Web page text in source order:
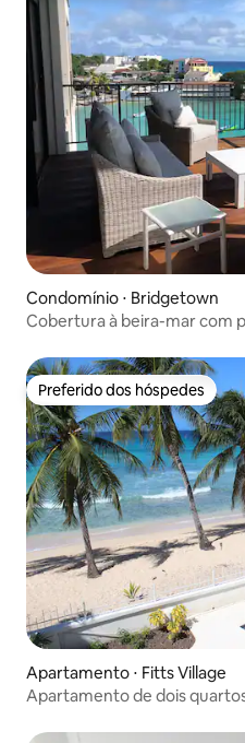
Condomínio ⋅ Bridgetown
Cobertura à beira-mar com
Preferido dos hóspedes
Preferido dos hóspedes
Apartamento ⋅ Fitts Village
Apartamento de dois